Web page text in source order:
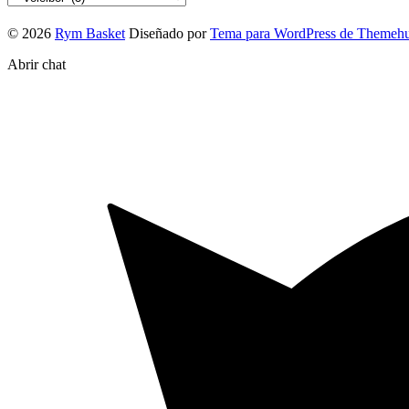
© 2026 Rym Basket Diseñado por Tema para WordPress de
Abrir chat